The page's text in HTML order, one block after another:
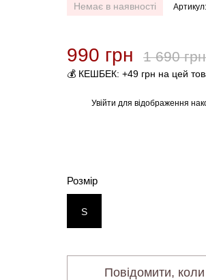
Немає в наявності
990 грн 1 690 грн
💰 КЕШБЕК: +49 грн на цей
Увійти для відображення
Розмір
S
Повідомити, коли